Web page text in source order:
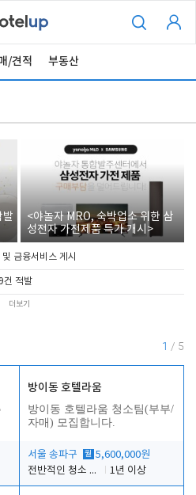
/견적 부동산
발
<야놀자 MRO, 숙박업소 위한 삼
성전자 가전제품 특가 개시>
금융서비스 게시
건 적발
더보기
1 / 5
방이동 호텔라움
방이동 호텔라움 청소팀(부부/
자매) 모집합니다.
서울 송파구 월 5,600,000원
전반적인 청소 업무(객실청소.객실정리)
1년 이상